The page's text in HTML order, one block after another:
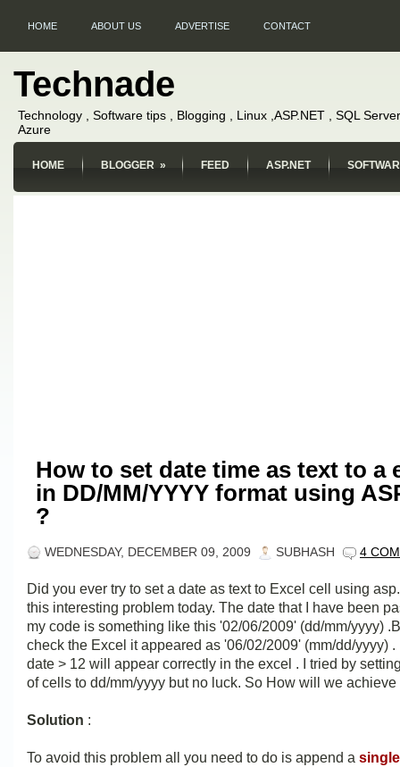
HOME ABOUT US ADVERTISE CONTACT
Technade
Technology , Software tips , Blogging , Linux ,ASP.NET , SQL
Azure
HOME BLOGGER » FEED ASP.NET
How to set date time as text to a
in DD/MM/YYYY format using
?
WEDNESDAY, DECEMBER 09, 2009 SUBHASH 4
Did you ever try to set a date as text to Excel cell using
this interesting problem today. The date that I have been
my code is something like this '02/06/2009' (dd/mm/yyyy)
check the Excel it appeared as '06/02/2009' (mm/dd/yyyy)
date > 12 will appear correctly in the excel . I tried by
of cells to dd/mm/yyyy but no luck. So How will we achieve
Solution :
To avoid this problem all you need to do is append a